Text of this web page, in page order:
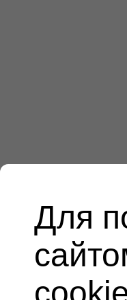
Для